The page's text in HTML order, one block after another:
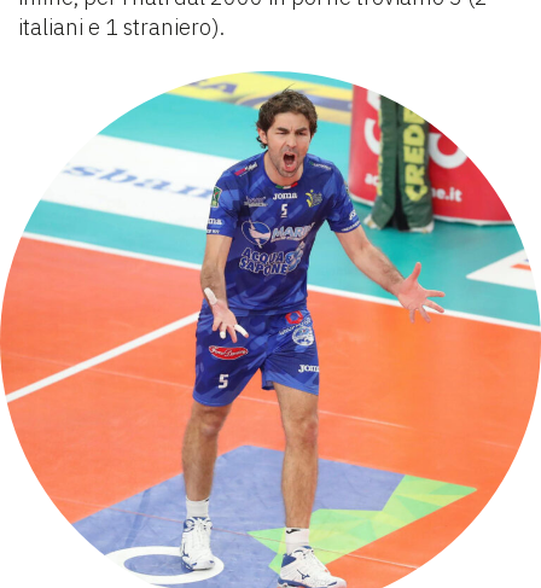
italiani e 1 straniero).